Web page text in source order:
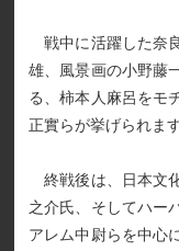
戦中に活躍した奈
雄、風景画の小野藤
る、柿本人麻呂をモ
正實らが挙げられます
終戦後は、日本文
之介氏、そしてハー
アレム中尉らを中心